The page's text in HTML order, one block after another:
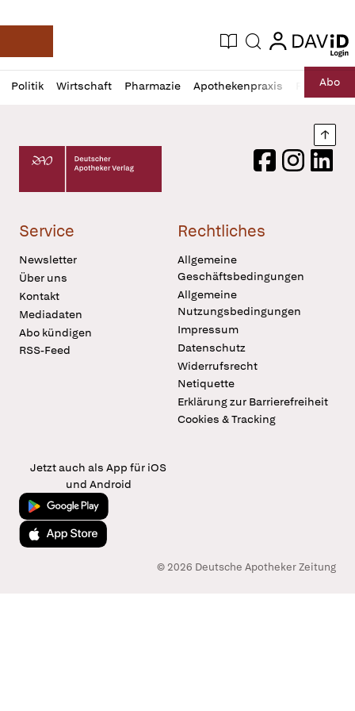
Deutsche Apotheker Zeitung
Aktuelle Ausgabe
Suche login
login
Politik Wirtschaft Pharmazie Apothekenpraxis RechtAbo
Profil
öffnen
Daz
Pur
Deutscher Apotheker Verlag Logo
FacebookInstagram
Service
Newsletter
Über uns
Kontakt
Mediadaten
Abo kündigen
RSS-Feed
Rechtliches
Allgemeine
Geschäftsbedingungen
Allgemeine
Nutzungsbedingungen
Impressum
Datenschutz
Widerrufsrecht
Netiquette
Erklärung zur Barrierefreiheit
Cookies & Tracking
Jetzt auch als App für iOS
und Android
Jetzt bei Google Play
Laden im App Store
© 2026 Deutsche Apotheker Zeitung